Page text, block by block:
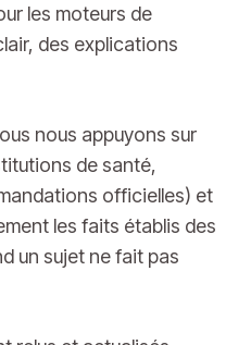
les moteurs de
des explications
nous appuyons sur
de santé,
officielles) et
les faits établis des
un sujet ne fait pas